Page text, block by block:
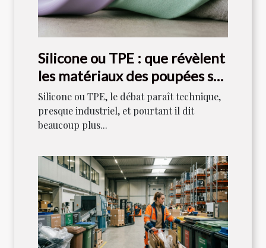
Silicone ou TPE : que révèlent
les matériaux des poupées sur
notre rapport au plaisir ?
Silicone ou TPE, le débat paraît technique,
presque industriel, et pourtant il dit
beaucoup plus...